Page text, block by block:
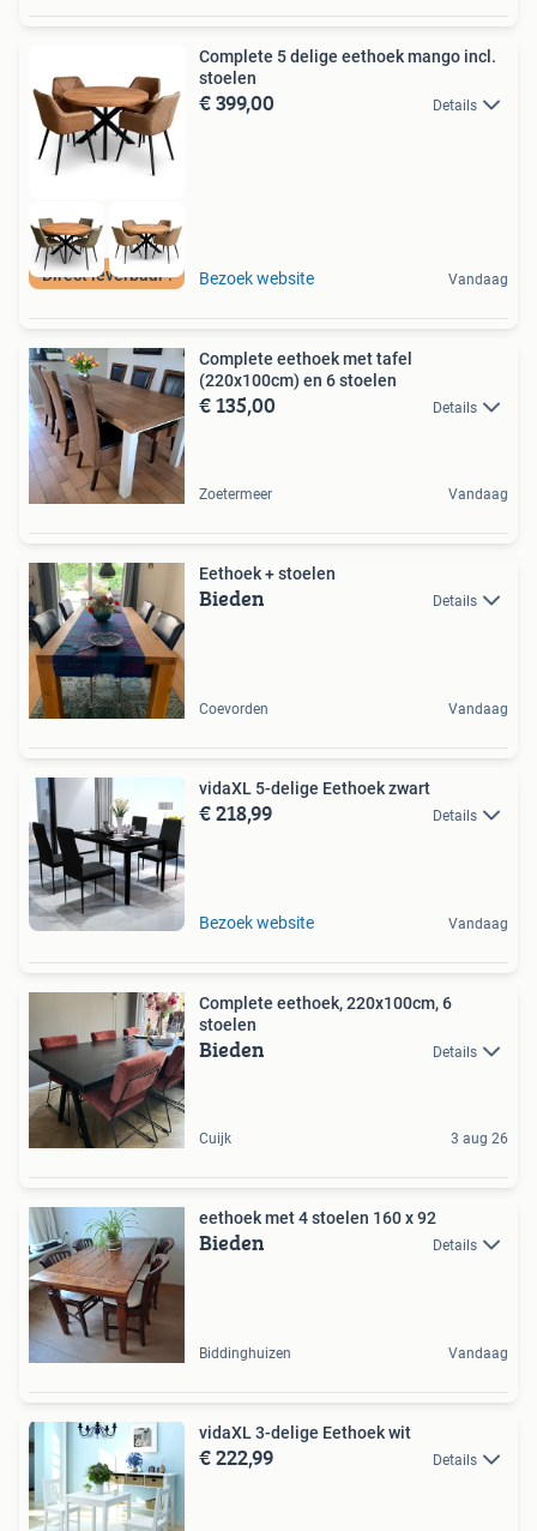
Direct leverbaar !
Complete 5 delige eethoek mango incl.
stoelen
€ 399,00 Details
Bezoek website Vandaag
Complete eethoek met tafel
(220x100cm) en 6 stoelen
€ 135,00 Details
Zoetermeer Vandaag
Eethoek + stoelen
Bieden Details
Coevorden Vandaag
vidaXL 5-delige Eethoek zwart
€ 218,99 Details
Bezoek website Vandaag
Complete eethoek, 220x100cm, 6
stoelen
Bieden Details
Cuijk 3 aug 26
eethoek met 4 stoelen 160 x 92
Bieden Details
Biddinghuizen Vandaag
vidaXL 3-delige Eethoek wit
€ 222,99 Details